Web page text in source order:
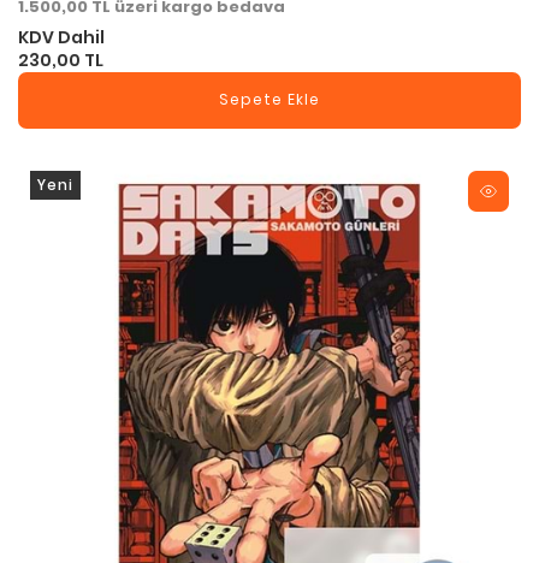
1.500,00 TL üzeri kargo bedava
KDV Dahil
230,00 TL
Sepete Ekle
Yeni